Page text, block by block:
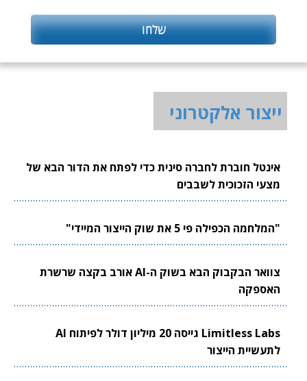
ייצור אלקטרוני
אינטל חוברת לחברה סינית כדי לפתח את הדור הבא של
מצעי הזכוכית לשבבים
"המלחמה הכפילה פי 5 את שוק הייצור המיידי"
צוואר הבקבוק הבא בשוק ה-AI אורב בקצה שרשרת
האספקה
Limitless Labs גייסה 20 מיליון דולר לפיתוח AI
לתעשיית הייצור